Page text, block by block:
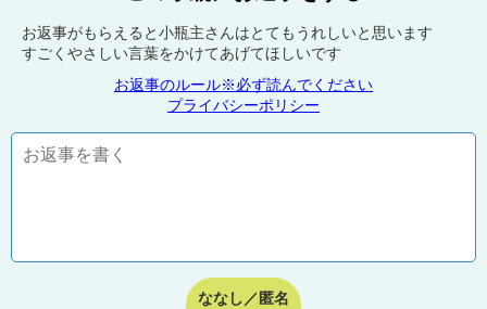
お返事がもらえると小瓶主さんはとてもうれしいと思います
すごくやさしい言葉をかけてあげてほしいです
お返事のルール※必ず読んでください
プライバシーポリシー
ななし／匿名